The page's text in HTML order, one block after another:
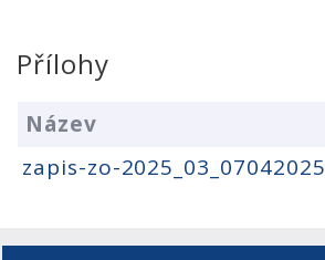
Přílohy
Název
zapis-zo-2025_03_07042025